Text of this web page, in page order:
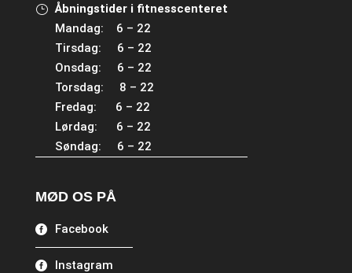
Åbningstider i fitnesscenteret
Mandag: 6 – 22
Tirsdag: 6 – 22
Onsdag: 6 – 22
Torsdag: 8 – 22
Fredag: 6 – 22
Lørdag: 6 – 22
Søndag: 6 – 22
MØD OS PÅ
Facebook
Instagram